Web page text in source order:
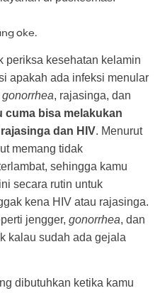
oke.
periksa kesehatan kelamin
apakah ada infeksi menular
gonorrhea, rajasinga, dan
cuma bisa melakukan
dan HIV. Menurut
memang tidak
sehingga kamu
secara rutin untuk
kena HIV atau rajasinga.
jengger, gonorrhea, dan
kalau sudah ada gejala
dibutuhkan ketika kamu